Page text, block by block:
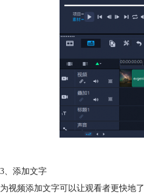
3、添加文字
为视频添加文字可以让观看者更快地